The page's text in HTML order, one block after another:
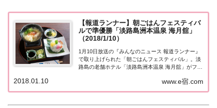
【報道ランナー】朝ごはんフェスティバ
ルで準優勝「淡路島洲本温泉 海月舘」
（2018/1/10）
1月10日放送の『みんなのニュース 報道ランナー』
で取り上げられた「朝ごはんフェスティバル」。淡
路島の老舗ホテル「淡路島洲本温泉 海月舘」がファ
て結果は！？昨年12月に行われた「楽天トラベル 朝
ごはんフェスティバル」。全国約2000の...
www.e宿.com
2018.01.10